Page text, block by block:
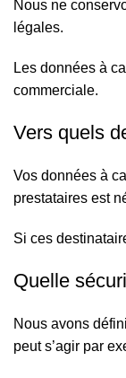
Nous ne
légales.
Les données à
commerciale.
Vers quels
Vos données à
prestataires est
Si ces
Quelle
Nous avons
peut s’agir par